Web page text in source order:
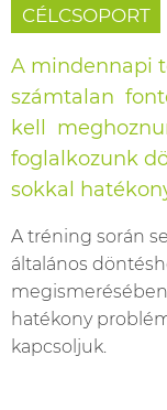
CÉLCSOPORT
A mindennapi
számtalan
kell
foglalkozunk
sokkal
A tréning során
általános
hatékony
kapcsoljuk.